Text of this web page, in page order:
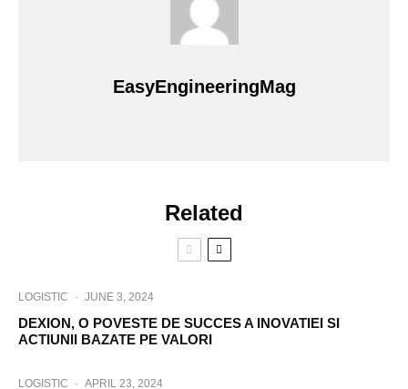
EasyEngineeringMag
Related
LOGISTIC · JUNE 3, 2024
DEXION, O POVESTE DE SUCCES A INOVATIEI SI
ACTIUNII BAZATE PE VALORI
LOGISTIC · APRIL 23, 2024